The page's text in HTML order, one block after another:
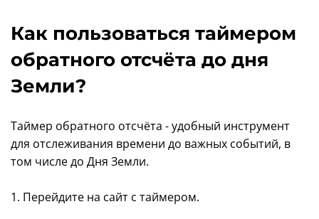
Как пользоваться таймером
обратного отсчёта до дня
Земли?
Таймер обратного отсчёта - удобный инструмент
для отслеживания времени до важных событий, в
том числе до Дня Земли.
1. Перейдите на сайт с таймером.